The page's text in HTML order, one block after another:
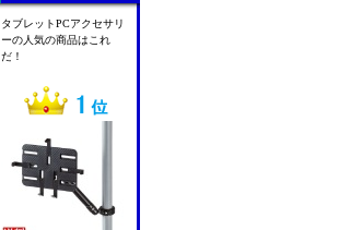
タブレットPCアクセサリ
ーの人気の商品はこれ
だ！